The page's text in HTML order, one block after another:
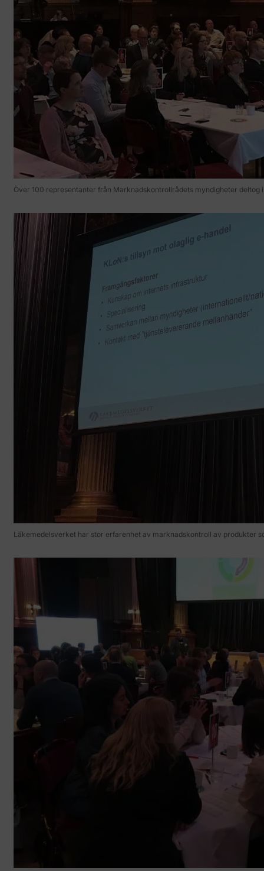
Över 100 representanter från Marknadskontrollrådets myndigheter deltog
Läkemedelsverket har stor erfarenhet av marknadskontroll av produkter